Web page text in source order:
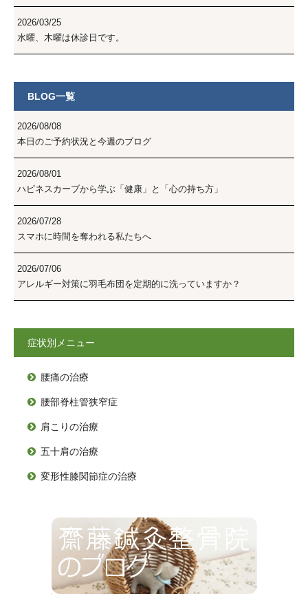
2026/03/25
水曜、木曜は休診日です。
BLOG一覧
2026/08/08
本日のご予約状況と今週のブログ
2026/08/01
ハピネスカーブから学ぶ「健康」と「心の持ち方」
2026/07/28
スマホに時間を奪われる私たちへ
2026/07/06
アレルギー対策に羽毛布団を定期的に洗っていますか？
症状別メニュー
 腰痛の治療
 腰部脊柱管狭窄症
 肩こりの治療
 五十肩の治療
 変形性膝関節症の治療